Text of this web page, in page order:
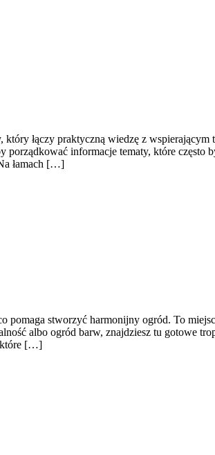
łączy praktyczną wiedzę z
informacje tematy, które często
łamach […]
stworzyć harmonijny ogród. To
albo ogród barw, znajdziesz tu gotowe
które […]